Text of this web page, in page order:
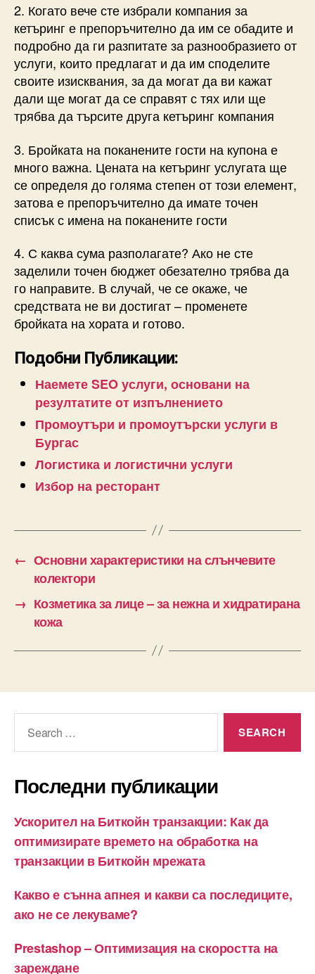
2. Когато вече сте избрали компания за
кетъринг е препоръчително да им се обадите и
подробно да ги разпитате за разнообразието от
услуги, които предлагат и да им споделите
своите изисквания, за да могат да ви кажат
дали ще могат да се справят с тях или ще
трябва да търсите друга кетъринг компания
3. Бройката на поканените гости на купона е
много важна. Цената на кетъринг услугата ще
се определя до голяма степен от този елемент,
затова е препоръчително да имате точен
списък с имена на поканените гости
4. С каква сума разполагате? Ако не сте
заделили точен бюджет обезателно трябва да
го направите. В случай, че се окаже, че
средствата не ви достигат – променете
бройката на хората и готово.
Подобни Публикации:
Наемете SEO услуги, основани на
резултатите от изпълнението
Промоутъри и промоутърски услуги в
Бургас
Логистика и логистични услуги
Избор на ресторант
← Основни характеристики на слънчевите
колектори
→ Козметика за лице – за нежна и хидратирана
кожа
Последни публикации
Ускорител на Биткойн транзакции: Как да
оптимизирате времето на обработка на
транзакции в Биткойн мрежата
Какво е сънна апнея и какви са последиците,
ако не се лекуваме?
Prestashop – Оптимизация на скоростта на
зареждане